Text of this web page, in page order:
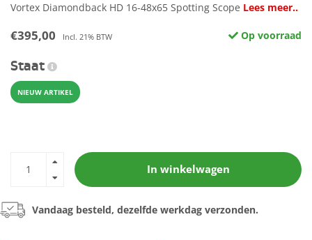
Vortex Diamondback HD 16-48x65 Spotting Scope Lees meer..
€395,00 Incl. 21% BTW Op voorraad
Staat
NIEUW ARTIKEL
In winkelwagen
Vandaag besteld, dezelfde werkdag verzonden.